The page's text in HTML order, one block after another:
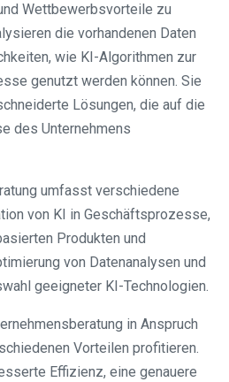
Wettbewerbsvorteile zu
die vorhandenen Daten
wie KI-Algorithmen zur
genutzt werden können. Sie
Lösungen, die auf die
des Unternehmens
umfasst verschiedene
von KI in Geschäftsprozesse,
Produkten und
von Datenanalysen und
geeigneter KI-Technologien.
in Anspruch
Vorteilen profitieren.
Effizienz, eine genauere